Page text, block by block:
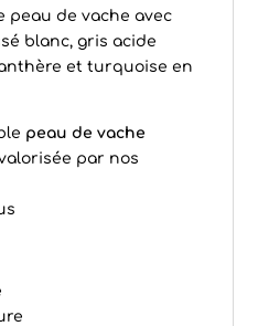
de vache avec
blanc, gris acide
et turquoise en
peau de vache
par nos